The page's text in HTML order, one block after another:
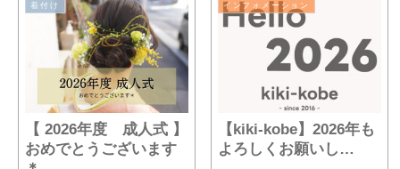
着付け
【 2026年度 成人式 】
おめでとうございます
インフォメーション
【kiki-kobe】2026年も
よろしくお願いし…